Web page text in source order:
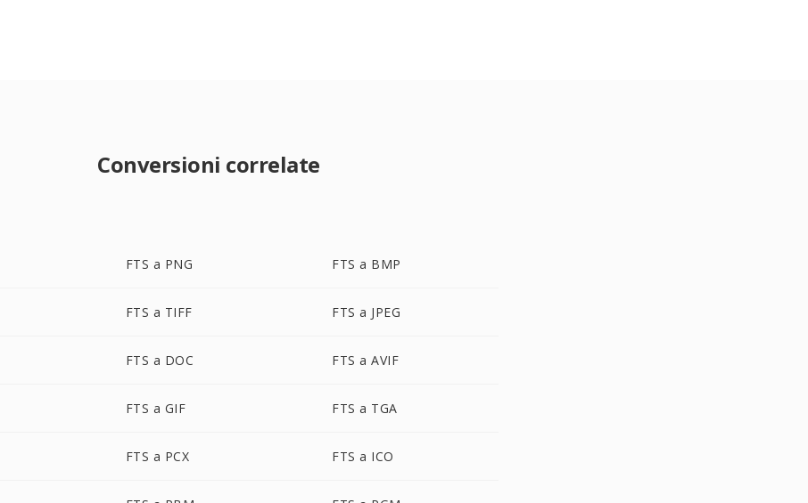
Conversioni correlate
FTS a PNG FTS a BMP
FTS a TIFF FTS a JPEG
FTS a DOC FTS a AVIF
FTS a GIF FTS a TGA
FTS a PCX FTS a ICO